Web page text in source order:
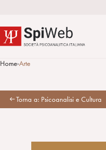
Home>Arte
Torna a: Psicoanalisi e Cultura